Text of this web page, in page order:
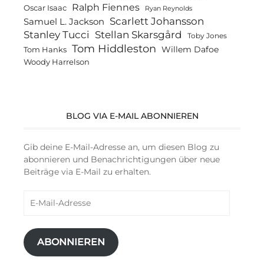
Oscar Isaac Ralph Fiennes Ryan Reynolds
Samuel L. Jackson Scarlett Johansson
Stanley Tucci Stellan Skarsgård Toby Jones
Tom Hanks Tom Hiddleston Willem Dafoe
Woody Harrelson
BLOG VIA E-MAIL ABONNIEREN
Gib deine E-Mail-Adresse an, um diesen Blog zu
abonnieren und Benachrichtigungen über neue
Beiträge via E-Mail zu erhalten.
Mail-
ABONNIEREN